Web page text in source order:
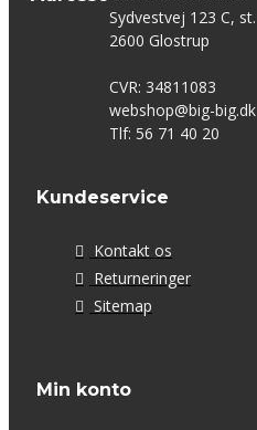
Sydvestvej 123 C, st.
2600 Glostrup
CVR: 34811083
webshop@big-big.dk
Tlf: 56 71 40 20
Kundeservice
Kontakt os
Returneringer
Sitemap
Min konto